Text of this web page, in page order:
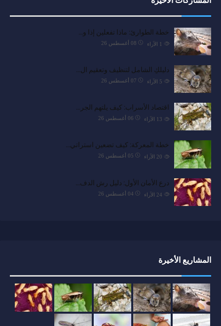
خطة الطوارئ: ماذا تفعلين إذا و…
08 أغسطس 26 الآراء
دليلكِ الشامل لتنظيف وتعقيم ال…
07 أغسطس 26 الآراء
اقتصاد الأسراب: كيف يلتهم الجر…
06 أغسطس 26 الآراء
خطة المعركة: كيف تضعين استراتي…
05 أغسطس 26 الآراء
درع الأمان الأول: دليل رش الدف…
04 أغسطس 26 الآراء
المشاريع الأخيرة